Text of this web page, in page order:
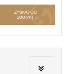
ZYSKAJ OD
300 PKT